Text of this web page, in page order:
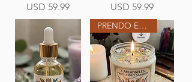
Precio
USD 59.99
Precio
USD 59.99
PRENDO EN MI ALTAR